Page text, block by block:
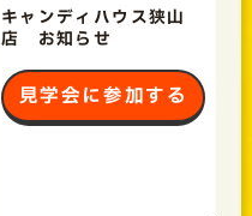
キャンディハウス狭山
店 お知らせ
見学会に参加する